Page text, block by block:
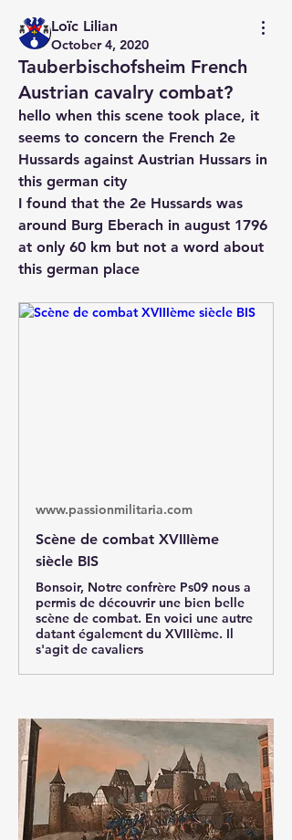
Loïc Lilian
October 4, 2020
Tauberbischofsheim French
Austrian cavalry combat?
hello when this scene took place, it
seems to concern the French 2e
Hussards against Austrian Hussars in
this german city
I found that the 2e Hussards was
around Burg Eberach in august 1796
at only 60 km but not a word about
this german place
www.passionmilitaria.com
Scène de combat XVIIIème
siècle BIS
Bonsoir, Notre confrère Ps09 nous a
permis de découvrir une bien belle
scène de combat. En voici une autre
datant également du XVIIIème. Il
s'agit de cavaliers